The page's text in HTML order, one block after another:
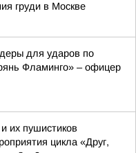
груди в Москве
для ударов по
Фламинго» – офицер
их пушистиков
цикла «Друг,